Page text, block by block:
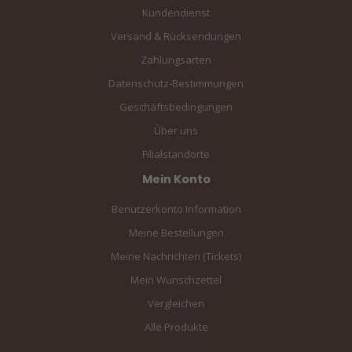
Kundendienst
Versand & Rücksendungen
Zahlungsarten
Datenschutz-Bestimmungen
Geschäftsbedingungen
Über uns
Filialstandorte
Mein Konto
Benutzerkonto Information
Meine Bestellungen
Meine Nachrichten (Tickets)
Mein Wunschzettel
Vergleichen
Alle Produkte